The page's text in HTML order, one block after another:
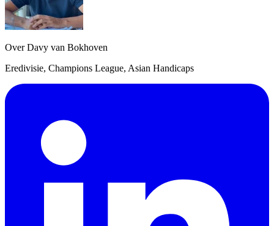
Over Davy van Bokhoven
Eredivisie, Champions League, Asian Handicaps